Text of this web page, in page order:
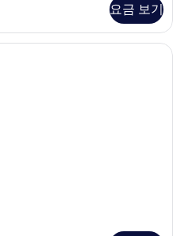
요금 보기
룸, 킹사이즈침대 1개, 정원 전망 | 고